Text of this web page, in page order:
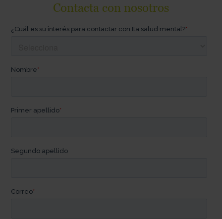
Contacta con nosotros